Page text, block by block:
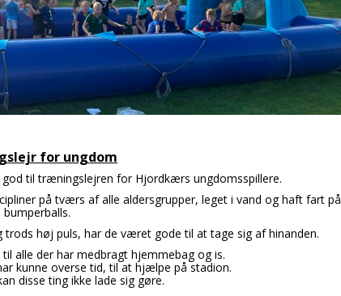
for ungdom
til træningslejren for Hjordkærs ungdomsspillere.
på tværs af alle aldersgrupper, leget i vand og haft fart på
bumperballs.
høj puls, har de været gode til at tage sig af hinanden.
alle der har medbragt hjemmebag og is.
kunne overse tid, til at hjælpe på stadion.
disse ting ikke lade sig gøre.